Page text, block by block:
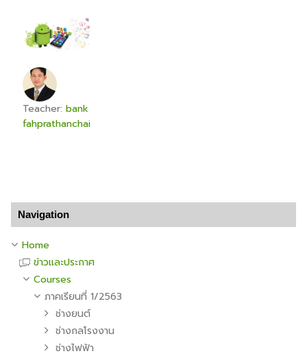
Teacher: bank
fahprathanchai
Navigation
Home
ข่าวและประกาศ
Courses
ภาคเรียนที่ 1/2563
ช่างยนต์
ช่างกลโรงงาน
ช่างไฟฟ้า